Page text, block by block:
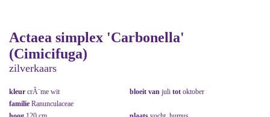
Actaea simplex 'Carbonella'
(Cimicifuga)
zilverkaars
kleur crÃ¨me wit bloeit van juli tot oktober
familie Ranunculaceae